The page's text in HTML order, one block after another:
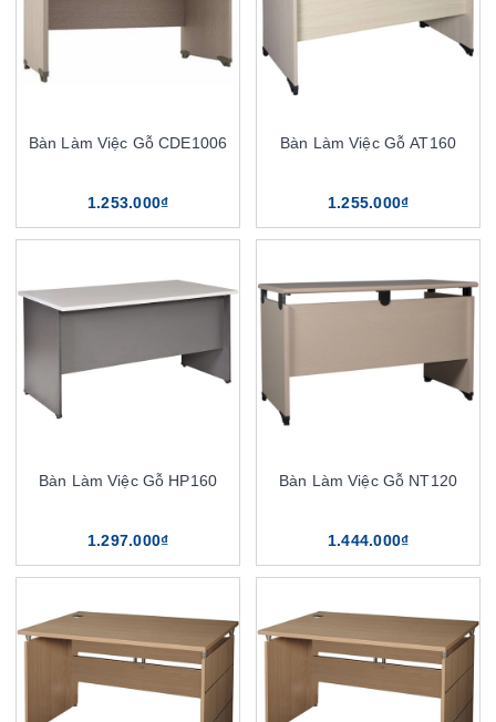
Bàn Làm Việc Gỗ CDE1006
1.253.000₫
Bàn Làm Việc Gỗ AT160
1.255.000₫
Bàn Làm Việc Gỗ HP160
1.297.000₫
Bàn Làm Việc Gỗ NT120
1.444.000₫